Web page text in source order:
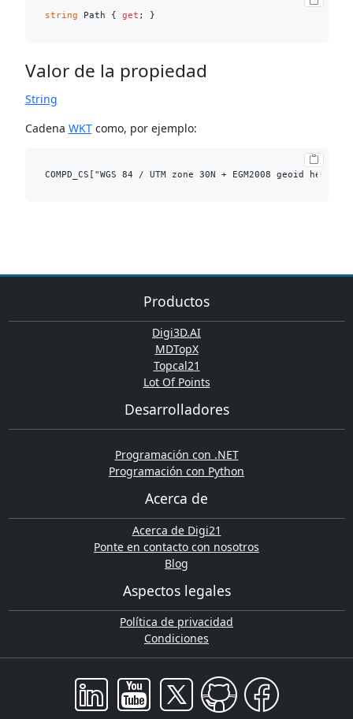
string Path { get
Valor de la propiedad
String
Cadena WKTcomo, por ejemplo:
Productos
Digi3D.AI
MDTopX
Topcal21
Lot Of Points
Desarrolladores
Programación con .NET
Programación con Python
Acerca de
Acerca de Digi21
Ponte en contacto con nosotros
Blog
Aspectos legales
Política de privacidad
Condiciones